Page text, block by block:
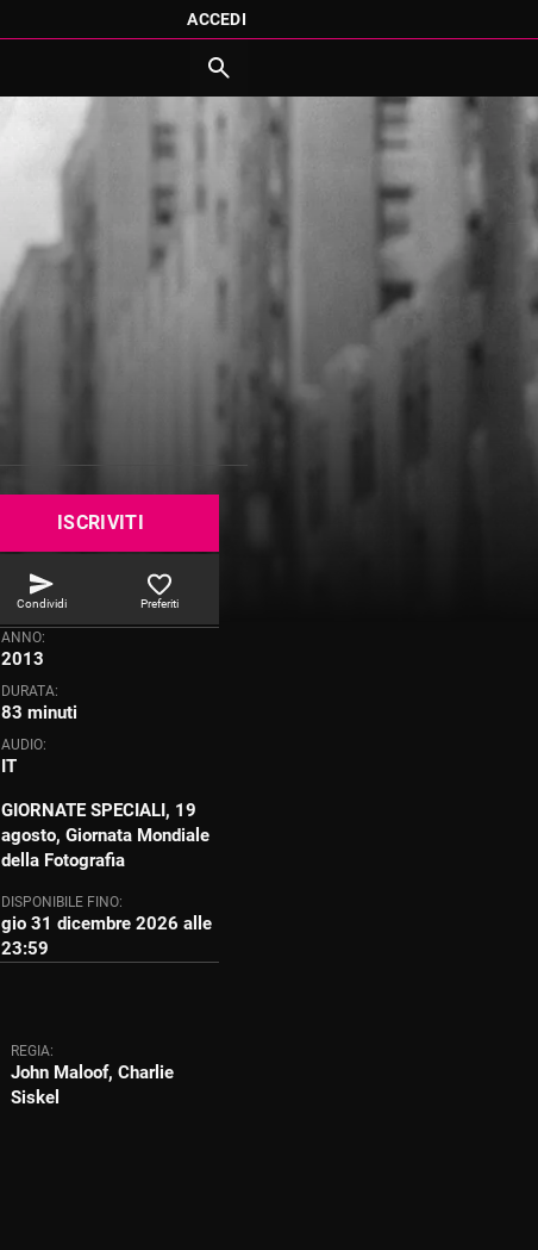
ACCEDI
ISCRIVITI
Condividi Preferiti
ANNO:
2013
DURATA:
83 minuti
AUDIO:
IT
GIORNATE SPECIALI, 19
agosto, Giornata Mondiale
della Fotografia
DISPONIBILE FINO:
gio 31 dicembre 2026 alle
23:59
REGIA:
John Maloof, Charlie
Siskel